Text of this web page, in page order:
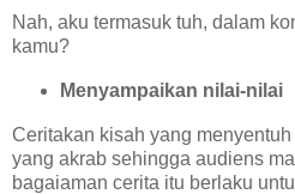
Nah, aku termasuk tuh, dalam
kamu?
Menyampaikan nilai-nilai
Ceritakan kisah yang
yang akrab sehingga audiens
bagaiaman cerita itu berlaku